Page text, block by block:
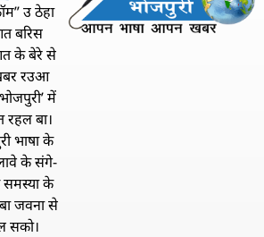
उ ठेहा
बरिस
के बेरे से
रउआ
में
रहल बा।
भाषा के
के संगे-
समस्या के
जवना से
सको।